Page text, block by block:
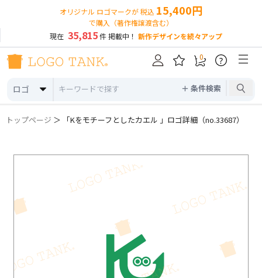
オリジナル ロゴマークが 税込 15,400円
で購入（著作権譲渡含む）
現在 35,815件 掲載中！ 新作デザインを続々アップ
ロゴ ＋ 条件検索
0 ?
トップページ ＞ 「Kをモチーフとしたカエル 」ロゴ詳細（no.33687）